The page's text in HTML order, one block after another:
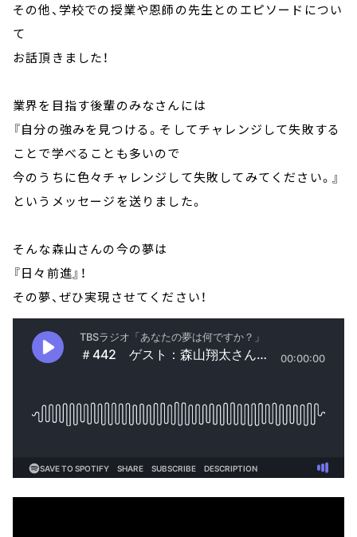
その他、学校での授業や恩師の先生とのエピソードについ
て
お話頂きました！
業界を目指す後輩のみなさんには
『自分の強みを見つける。そしてチャレンジして失敗する
ことで学べることも多いので
今のうちに色々チャレンジして失敗してみてください。』
というメッセージを送りました。
そんな森山さんの今の夢は
『日々前進』！
その夢、ぜひ実現させてください！